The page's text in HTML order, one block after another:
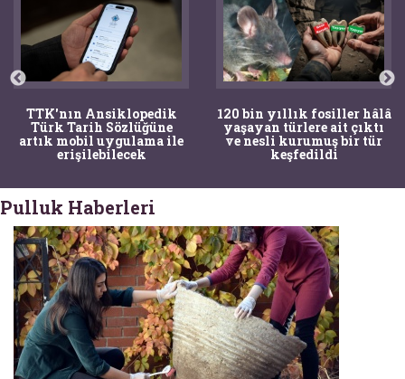
TTK'nın Ansiklopedik
Türk Tarih Sözlüğüne
artık mobil uygulama ile
erişilebilecek
120 bin yıllık fosiller hâlâ
yaşayan türlere ait çıktı
ve nesli kurumuş bir tür
keşfedildi
Pulluk Haberleri